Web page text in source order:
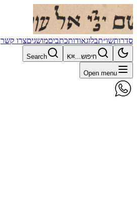
סדרותשו״תבלוגאודותכתביםמושגיםצרו קשר
חיפוש...⌘K
Search
Open menu